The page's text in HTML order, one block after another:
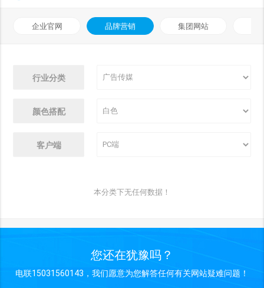
企业官网 品牌营销 集团网站
行业分类
颜色搭配
客户端
本分类下无任何数据！
您还在犹豫吗？
电联15031560143，我们愿意为您解答任何有关网站疑难问题！